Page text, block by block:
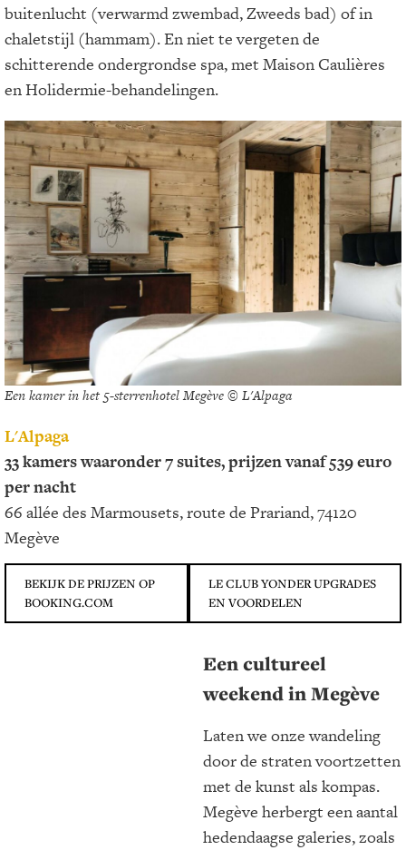
buitenlucht (verwarmd zwembad, Zweeds bad) of in
chaletstijl (hammam). En niet te vergeten de
schitterende ondergrondse spa, met Maison Caulières
en Holidermie-behandelingen.
Een kamer in het 5-sterrenhotel Megève © L'Alpaga
L'Alpaga
33 kamers waaronder 7 suites, prijzen vanaf 539 euro
per nacht
66 allée des Marmousets, route de Prariand, 74120
Megève
BEKIJK DE PRIJZEN OP
BOOKING.COM
LE CLUB YONDER UPGRADES
EN VOORDELEN
Een cultureel
weekend in Megève
Laten we onze wandeling
door de straten voortzetten
met de kunst als kompas.
Megève herbergt een aantal
hedendaagse galeries, zoals